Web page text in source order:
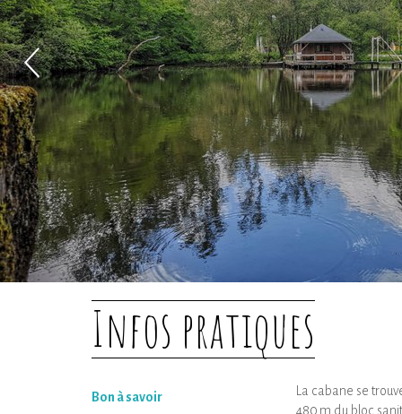
Infos pratiques
Bon à savoir
La cabane se
480 m du bloc